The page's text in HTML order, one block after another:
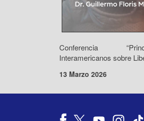
Conferencia
Interamericanos sobre
13 Marzo 2026